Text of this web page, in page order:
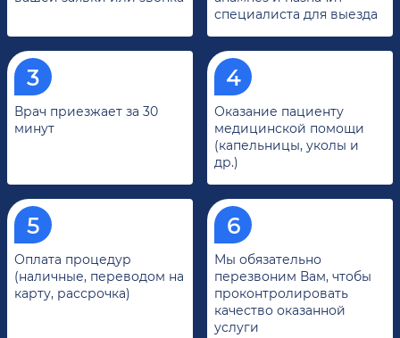
специалиста для выезда
Врач приезжает за 30
минут
Оказание пациенту
медицинской помощи
(капельницы, уколы и
др.)
Оплата процедур
(наличные, переводом на
карту, рассрочка)
Мы обязательно
перезвоним Вам, чтобы
проконтролировать
качество оказанной
услуги